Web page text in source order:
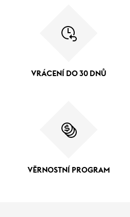
VRÁCENÍ DO 30 DNŮ
VĚRNOSTNÍ PROGRAM